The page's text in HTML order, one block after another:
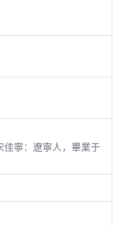
寧：遼寧人，畢業于